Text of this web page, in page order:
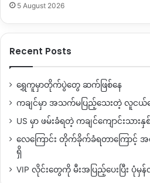
5 August 2026
Recent Posts
ရွှေကူမှာတိုက်ပွဲတွေ ဆက်ဖြစ်နေ
ကချင်မှာ အသက်မပြည့်သေးတဲ့ လူငယ်တွ
US မှာ ဖမ်းခံရတဲ့ ကချင်ကျောင်းသာ
လေကြောင်း တိုက်ခိုက်ခံရတာကြောင့်
ရှိ
VIP လိုင်းတွေကို မီးအပြည့်ပေးပြီး ပုံ